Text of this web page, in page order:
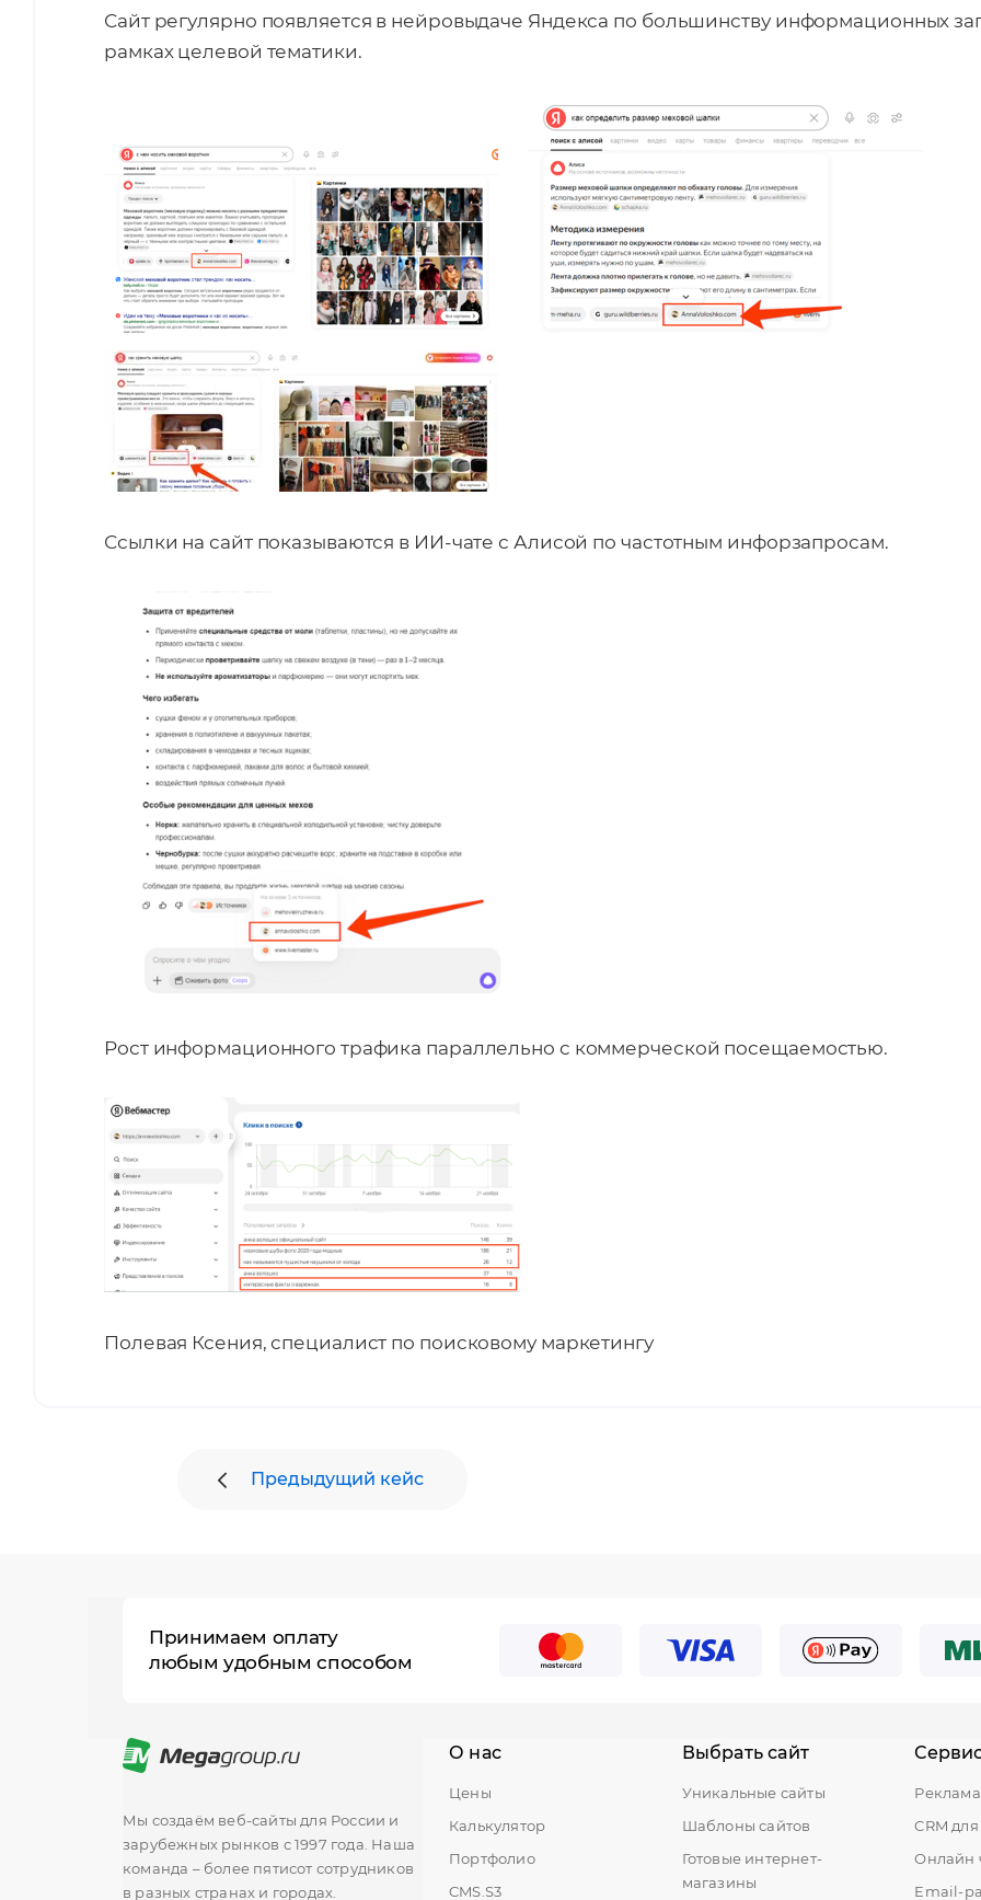
Сайт регулярно появляется в нейровыдаче Яндекса по большинству информационных
рамках целевой тематики.
Ссылки на сайт показываются в ИИ-чате с Алисой по частотным инфорзапросам.
Рост информационного трафика параллельно с коммерческой посещаемостью.
Полевая Ксения, специалист по поисковому маркетингу
Предыдущий кейс
Принимаем оплату
любым удобным способом
Мы создаём веб-сайты для России и
зарубежных рынков с 1997 года. Наша
команда – более пятисот сотрудников
в разных странах и городах.
О нас
Цены
Калькулятор
Портфолио
CMS.S3
Выбрать сайт
Уникальные сайты
Шаблоны сайтов
Готовые интернет-
магазины
CRM
Онлайн
Email-